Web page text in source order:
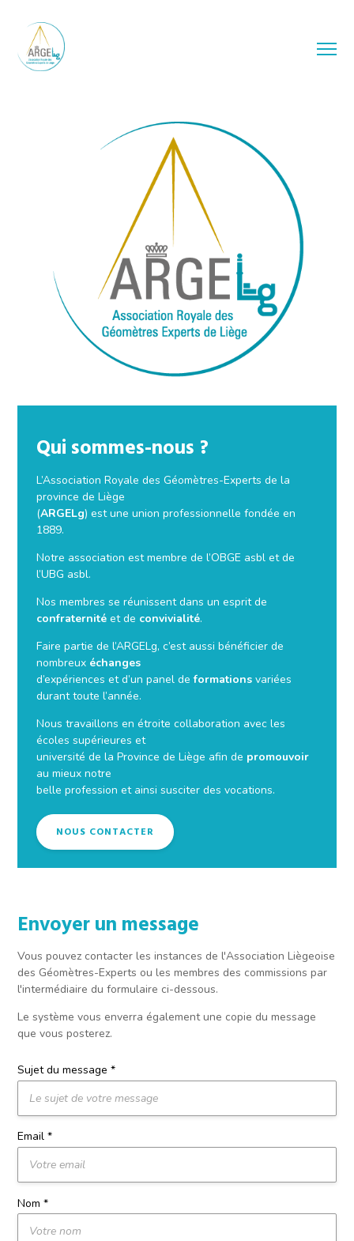
Qui sommes-nous ?
L’Association Royale des Géomètres-Experts de la
province de Liège
(ARGELg) est une union professionnelle fondée en
1889.
Notre association est membre de l’OBGE asbl et de
l’UBG asbl.
Nos membres se réunissent dans un esprit de
confraternitéet de convivialité.
Faire partie de l’ARGELg, c’est aussi bénéficier de
nombreux échanges
d’expériences et d’un panel deformations variées
durant toute l’année.
Nous travaillons en étroite collaboration avec les
écoles supérieures et
université de la Province de Liège afin de promouvoir
au mieux notre
belle profession et ainsi susciter des vocations.
NOUS CONTACTER
Envoyer un message
Vous pouvez contacter les instances de l'Association Liègeoise
des Géomètres-Experts ou les membres des commissions par
l'intermédiaire du formulaire ci-dessous.
Le système vous enverra également une copie du message
que vous posterez.
Sujet du message *
Email *
Nom *